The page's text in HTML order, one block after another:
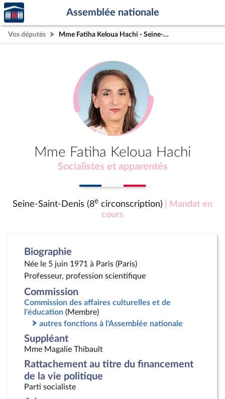
Aller au contenu
Aller en bas de la page
Accèder
à la
page
d'accueil
Assemblée nationale
Vos députés Mme Fatiha Keloua Hachi - Seine-Saint-Denis (8e circonscription)
Mme Fatiha Keloua Hachi
Socialistes et apparentés
Seine-Saint-Denis (8e circonscription)
| Mandat en
cours
Biographie
Née le 5 juin 1971 à Paris (Paris)
Professeur, profession scientifique
Commission
Commission des affaires culturelles et de
l'éducation (Membre)
autres fonctions à l'Assemblée nationale
Suppléant
Mme Magalie Thibault
Rattachement au titre du financement
de la vie politique
Parti socialiste